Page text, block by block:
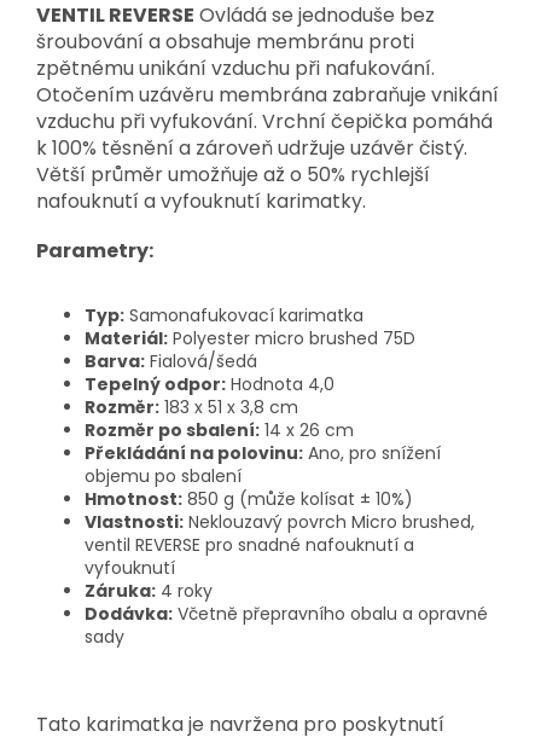
VENTIL REVERSE Ovládá se jednoduše bez
šroubování a obsahuje membránu proti
zpětnému unikání vzduchu při nafukování.
Otočením uzávěru membrána zabraňuje vnikání
vzduchu při vyfukování. Vrchní čepička pomáhá
k 100% těsnění a zároveň udržuje uzávěr čistý.
Větší průměr umožňuje až o 50% rychlejší
nafouknutí a vyfouknutí karimatky.
Parametry:
Typ: Samonafukovací karimatka
Materiál: Polyester micro brushed 75D
Barva: Fialová/šedá
Tepelný odpor: Hodnota 4,0
Rozměr: 183 x 51 x 3,8 cm
Rozměr po sbalení: 14 x 26 cm
Překládání na polovinu: Ano, pro snížení
objemu po sbalení
Hmotnost: 850 g (může kolísat ± 10%)
Vlastnosti: Neklouzavý povrch Micro brushed,
ventil REVERSE pro snadné nafouknutí a
vyfouknutí
Záruka: 4 roky
Dodávka: Včetně přepravního obalu a opravné
sady
Tato karimatka je navržena pro poskytnutí